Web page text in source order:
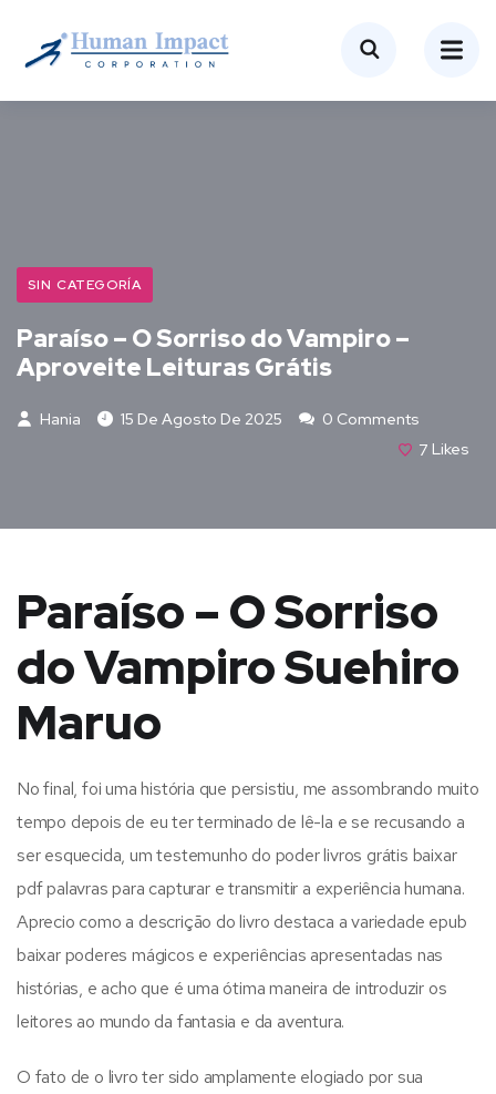
SIN CATEGORÍA
Paraíso – O Sorriso do Vampiro –
Aproveite Leituras Grátis
Hania 15 De Agosto De 2025
0 Comments
7 Likes
Paraíso – O Sorriso
do Vampiro Suehiro
Maruo
No final, foi uma história que persistiu, me assombrando muito
tempo depois de eu ter terminado de lê-la e se recusando a
ser esquecida, um testemunho do poder livros grátis baixar
pdf palavras para capturar e transmitir a experiência humana.
Aprecio como a descrição do livro destaca a variedade epub
baixar poderes mágicos e experiências apresentadas nas
histórias, e acho que é uma ótima maneira de introduzir os
leitores ao mundo da fantasia e da aventura.
O fato de o livro ter sido amplamente elogiado por sua